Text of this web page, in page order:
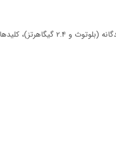
با اتصال چندگانه